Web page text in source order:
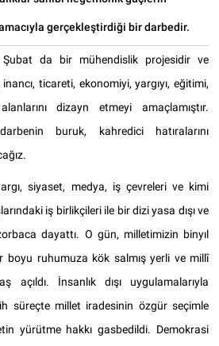
gerçekleştirdiği bir darbedir.
da bir mühendislik projesidir ve
ticareti, ekonomiyi, yargıyı, eğitimi,
dizayn etmeyi amaçlamıştır.
buruk, kahredici hatıralarını
siyaset, medya, iş çevreleri ve kimi
iş birlikçileri ile bir dizi yasa dışı ve
dayattı. O gün, milletimizin binyıl
boyu ruhumuza kök salmış yerli ve millî
açıldı. İnsanlık dışı uygulamalarıyla
süreçte millet iradesinin özgür seçimle
yürütme hakkı gasbedildi. Demokrasi